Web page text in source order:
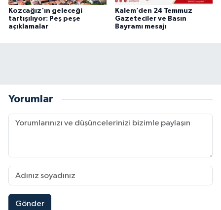
Kozcağız'ın geleceği
tartışılıyor: Peş peşe
açıklamalar
Kalem’den 24 Temmuz
Gazeteciler ve Basın
Bayramı mesajı
Yorumlar
Gönder